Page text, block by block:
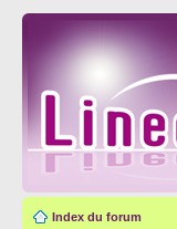
Index du forum